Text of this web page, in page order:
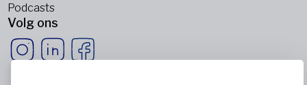
Podcasts
Volg ons